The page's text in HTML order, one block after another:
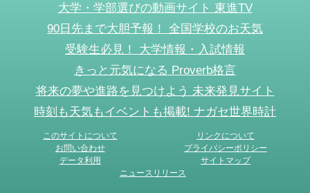
大学・学部選びの動画サイト 東進TV
90日先まで大胆予報！ 全国学校のお天気
受験生必見！ 大学情報・入試情報
きっと元気になる Proverb格言
将来の夢や進路を見つけよう 未来発見サイト
時刻も天気もイベントも掲載! ナガセ世界時計
このサイトについて
リンクについて
お問い合わせ
プライバシーポリシー
データ利用
サイトマップ
ニュースリリース